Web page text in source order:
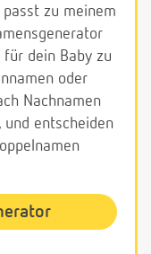
zu meinem
dein Baby zu
oder
Nachnamen
und entscheiden